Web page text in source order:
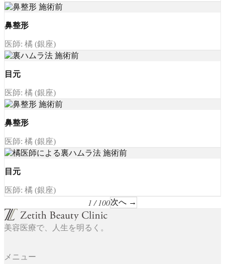
鼻整形
医師: 橘 (銀座)
目元
医師: 橘 (銀座)
鼻整形
医師: 橘 (銀座)
目元
医師: 橘 (銀座)
1 / 100次へ →
美容医療で、人生を明るく。
メニュー